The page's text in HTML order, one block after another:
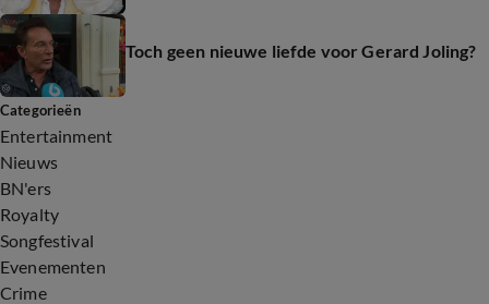
Toch geen nieuwe liefde voor Gerard Joling?
Categorieën
Entertainment
Nieuws
BN'ers
Royalty
Songfestival
Evenementen
Crime